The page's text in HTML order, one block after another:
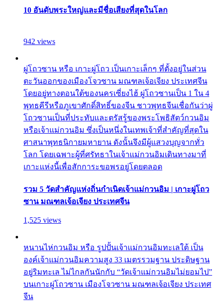
10 อันดับพระใหญ่และมีชื่อเสียงที่สุดในโลก
942 views
ผู่โถวซาน หรือ เกาะผู่โถว เป็นเกาะเล็กๆ ที่ตั้งอยู่ในส่วน
ตะวันออกของเมืองโจวซาน มณฑลเจ้อเจียง ประเทศจีน
โดยอยู่ทางตอนใต้ของนครเซี่ยงไฮ้ ผู่โถวซานเป็น 1 ใน 4
พุทธคีรีหรือภูเขาศักดิ์สิทธิ์ของจีน ชาวพุทธจีนเชื่อกันว่าผู่
โถวซานเป็นที่ประทับและตรัสรู้ของพระโพธิสัตว์กวนอิม
หรือเจ้าแม่กวนอิม ซึ่งเป็นหนึ่งในเทพเจ้าที่สำคัญที่สุดใน
ศาสนาพุทธนิกายมหายาน ดังนั้นจึงมีผู้แสวงบุญจากทั่ว
โลก โดยเฉพาะผู้ที่ศรัทธาในเจ้าแม่กวนอิมเดินทางมาที่
เกาะแห่งนี้เพื่อสักการะขอพรอยู่โดยตลอด
รวม 5 วัดสำคัญแห่งถิ่นกำเนิดเจ้าแม่กวนอิม | เกาะผู่โถว
ซาน มณฑลเจ้อเจียง ประเทศจีน
1,525 views
หนานไห่กวนอิม หรือ รูปปั้นเจ้าแม่กวนอิมทะเลใต้ เป็น
องค์เจ้าแม่กวนอิมความสูง 33 เมตรรวมฐาน ประดิษฐาน
อยู่ริมทะเล ไม่ไกลกันนักกับ “วัดเจ้าแม่กวนอิมไม่ยอมไป”
บนเกาะผู่โถวซาน เมืองโจวซาน มณฑลเจ้อเจียง ประเทศ
จีน